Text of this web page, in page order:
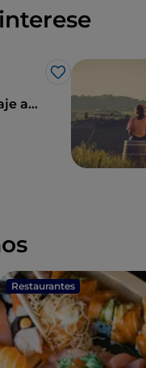
Me gusta
a
Restaurantes